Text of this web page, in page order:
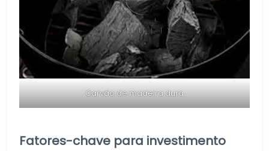
Carvão de madeira dura
Fatores-chave para investimento